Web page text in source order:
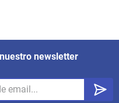
newsletter